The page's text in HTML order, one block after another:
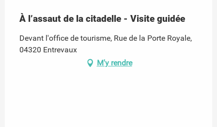
À l’assaut de la citadelle - Visite guidée
Devant l'office de tourisme, Rue de la Porte Royale,
04320 Entrevaux
M'y rendre